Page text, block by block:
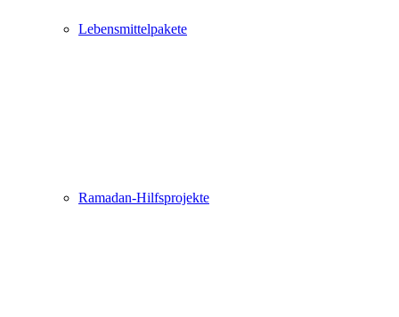
Lebensmittelpakete
Ramadan-Hilfsprojekte